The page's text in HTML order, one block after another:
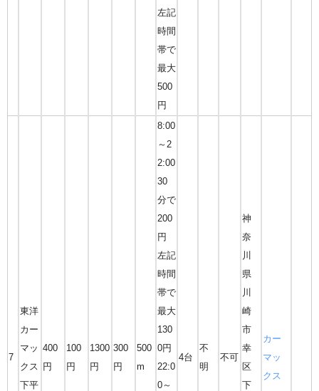
左記
時間
帯で
最大
500
円
7
東洋
カー
マッ
クス
下平
400
円
100
円
1300
円
300
円
500
m
8:00
～2
2:00
30
分で
200
円
左記
時間
帯で
最大
130
0円
22:0
0～
4台
不
明
不可
神
奈
川
県
川
崎
市
幸
区
下
カー
マッ
クス